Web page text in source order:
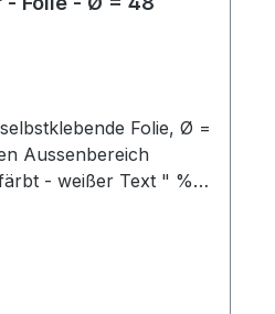
Folie, Ø =
Aussenbereich
- weißer Text " % "